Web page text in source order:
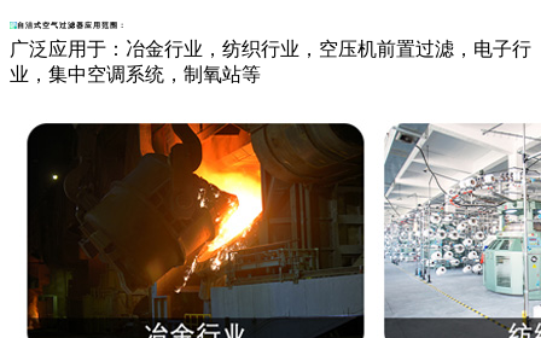
自洁式空气过滤器应用范围：
广泛应用于：冶金行业，纺织行业，空压机前置过滤，电子行
业，集中空调系统，制氧站等